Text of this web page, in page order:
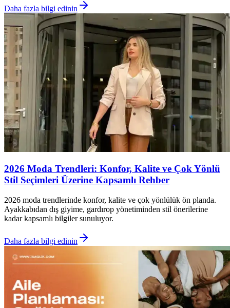
Daha fazla bilgi edinin
2026 Moda Trendleri: Konfor, Kalite ve Çok Yönlü
Stil Seçimleri Üzerine Kapsamlı Rehber
2026 moda trendlerinde konfor, kalite ve çok yönlülük ön planda.
Ayakkabıdan dış giyime, gardırop yönetiminden stil önerilerine
kadar kapsamlı bilgiler sunuluyor.
Daha fazla bilgi edinin